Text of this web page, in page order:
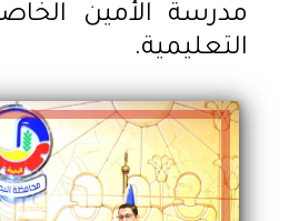
مدرسة الأمين
التعليمية.